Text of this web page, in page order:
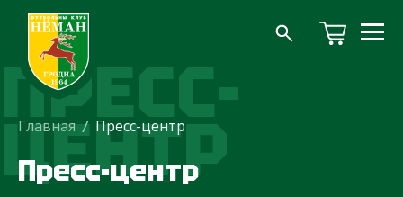
ПРЕСС-
ЦЕНТР
Главная / Пресс-центр
Пресс-центр